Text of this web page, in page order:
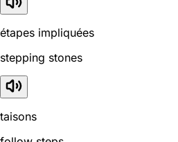
étapes impliquées
stepping stones
taisons